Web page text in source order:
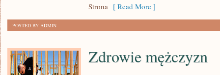
Strona [ Read More ]
POSTED BY ADMIN
Zdrowie mężczyzn